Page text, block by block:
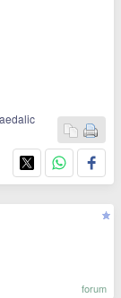
forum